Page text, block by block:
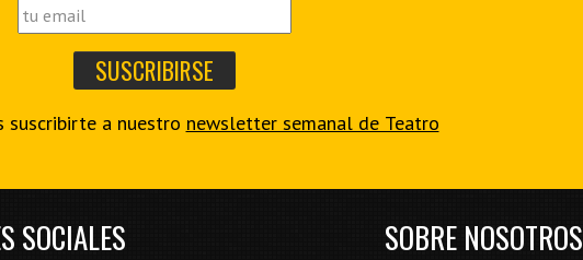
suscribirte a nuestro newsletter semanal de Teatro
SOCIALES SOBRE NOSOTROS